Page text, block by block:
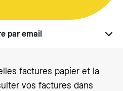
par email
factures papier et la
vos factures dans